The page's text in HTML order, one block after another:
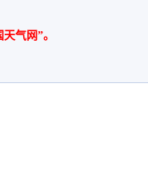
气网”。